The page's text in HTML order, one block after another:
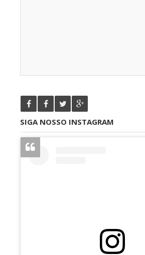
SIGA NOSSO INSTAGRAM